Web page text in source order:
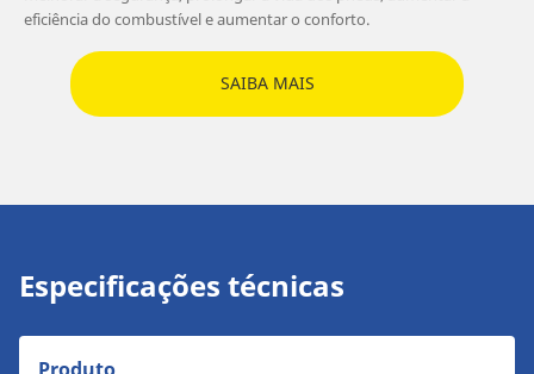
eficiência do combustível e aumentar o conforto.
SAIBA MAIS
Especificações técnicas